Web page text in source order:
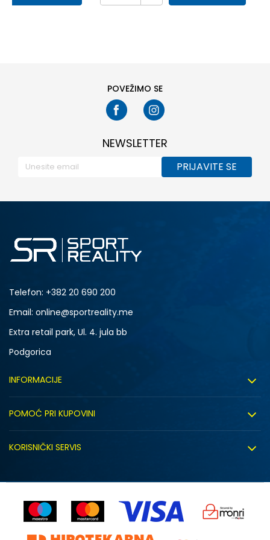
POVEŽIMO SE
NEWSLETTER
PRIJAVITE SE
Telefon: +382 20 690 200
Email: online@sportreality.me
Extra retail park, Ul. 4. jula bb
Podgorica
INFORMACIJE
Zapošljavanje
Sindikalna prodaja
Kontakt
Prodavnice
POMOĆ PRI KUPOVINI
Kako kupiti
Uputstvo za registraciju
KORISNIČKI SERVIS
Reklamacije
Povrat robe i povrat sredstava